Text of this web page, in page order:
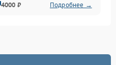
4000 ₽ Подробнее →